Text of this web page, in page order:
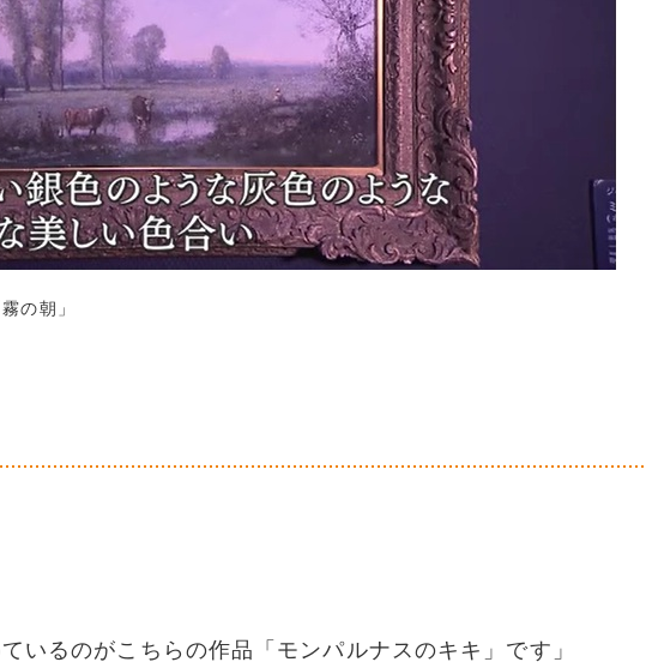
の朝」
いるのがこちらの作品「モンパルナスのキキ」です」